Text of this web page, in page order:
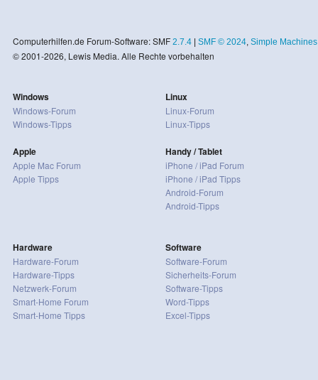
Computerhilfen.de Forum-Software: SMF 2.7.4| SMF © 2024, Simple Machines
© 2001-2026, Lewis Media. Alle Rechte vorbehalten
Windows
Windows-Forum
Windows-Tipps
Apple
Apple Mac Forum
Apple Tipps
Linux
Linux-Forum
Linux-Tipps
Handy / Tablet
iPhone / iPad Forum
iPhone / iPad Tipps
Android-Forum
Android-Tipps
Hardware
Hardware-Forum
Hardware-Tipps
Netzwerk-Forum
Smart-Home Forum
Smart-Home Tipps
Software
Software-Forum
Sicherheits-Forum
Software-Tipps
Word-Tipps
Excel-Tipps